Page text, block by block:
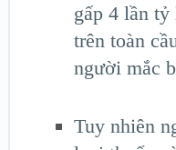
gấp 4 lần tỷ
trên toàn
người mắc
Tuy nhiên